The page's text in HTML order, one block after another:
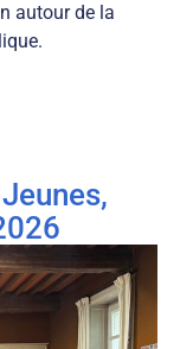
autour de la